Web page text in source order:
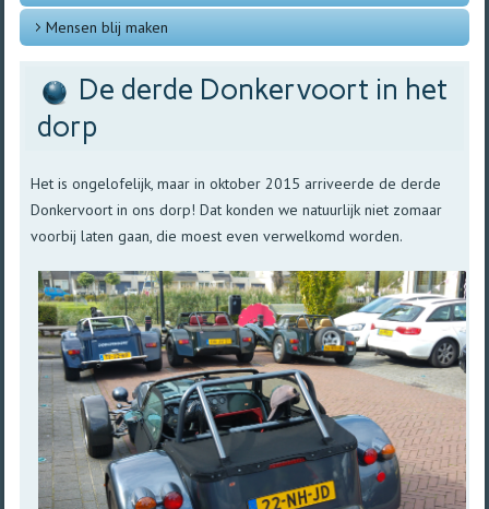
Mensen blij maken
De derde Donkervoort in het
dorp
Het is ongelofelijk, maar in oktober 2015 arriveerde de derde
Donkervoort in ons dorp! Dat konden we natuurlijk niet zomaar
voorbij laten gaan, die moest even verwelkomd worden.